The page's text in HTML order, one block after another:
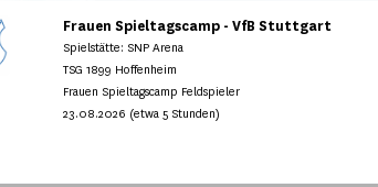
Frauen Spieltagscamp - VfB Stuttgart
Spielstätte: SNP Arena
TSG 1899 Hoffenheim
Frauen Spieltagscamp Feldspieler
23.08.2026 (etwa 5 Stunden)